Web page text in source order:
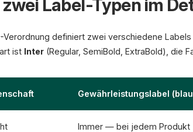
zwei Label-Typen im
Verordnung definiert zwei verschiedene
ist Inter (Regular, SemiBold, ExtraBold), die
Gewährleistungslabel
Immer — bei jedem Produkt